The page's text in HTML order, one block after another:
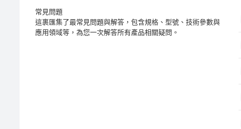
常見問題
這裹匯集了最常見問題與解答，包含規格、型號、技術參數與
應用領域等，為您一次解答所有產品相關疑問。